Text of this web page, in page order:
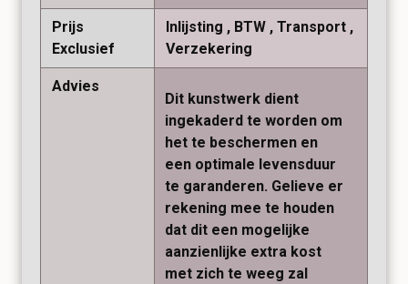
Prijs
Exclusief
Inlijsting BTW
Transport
Verzekering
Advies
Dit kunstwerk dient
ingekaderd te worden om
het te beschermen en
een optimale levensduur
te garanderen. Gelieve er
rekening mee te houden
dat dit een mogelijke
aanzienlijke extra kost
met zich te weeg zal